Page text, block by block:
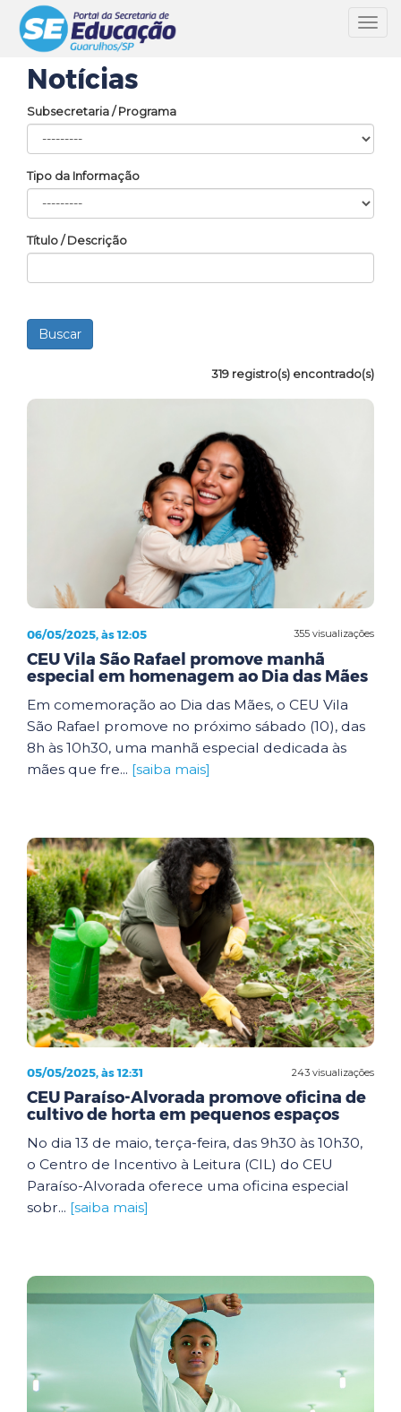
Notícias
Subsecretaria / Programa
Tipo da Informação
Título / Descrição
319 registro(s) encontrado(s)
355 visualizações
06/05/2025, às 12:05
CEU Vila São Rafael promove manhã
especial em homenagem ao Dia das Mães
Em comemoração ao Dia das Mães, o CEU Vila
São Rafael promove no próximo sábado (10), das
8h às 10h30, uma manhã especial dedicada às
mães que fre... [saiba mais]
243 visualizações
05/05/2025, às 12:31
CEU Paraíso-Alvorada promove oficina de
cultivo de horta em pequenos espaços
No dia 13 de maio, terça-feira, das 9h30 às 10h30,
o Centro de Incentivo à Leitura (CIL) do CEU
Paraíso-Alvorada oferece uma oficina especial
sobr... [saiba mais]